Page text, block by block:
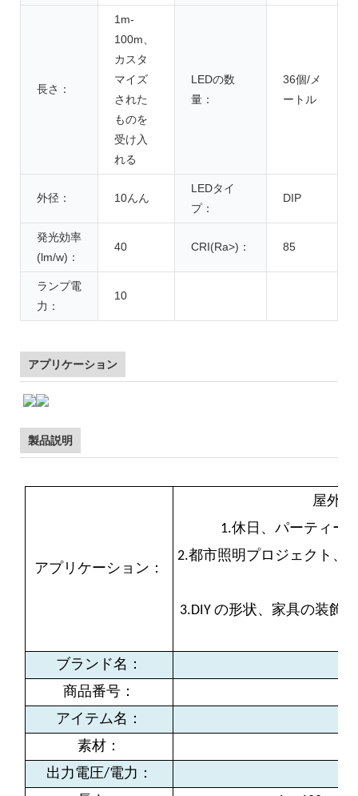
長さ：
1m-
100m、
カスタ
マイズ
された
ものを
受け入
れる
LEDの数
量：
36個/メ
ートル
外径： 10んん
LEDタイ
プ：
DIP
発光効率
(lm/w)：
40 CRI(Ra>)： 85
ランプ電
力：
10
アプリケーション
製品説明
アプリケーション：
屋外
1.休日、パーティー
2.都市照明プロジェクト、
3.DIY の形状、家具の装飾
ブランド名：
商品番号：
アイテム名：
素材：
出力電圧/電力：